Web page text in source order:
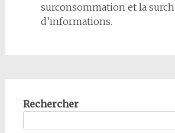
surconsommation et la
d’informations.
Rechercher